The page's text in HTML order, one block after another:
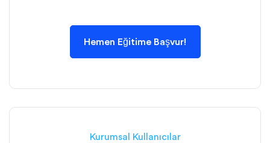
Hemen Eğitime Başvur!
Kurumsal Kullanıcılar